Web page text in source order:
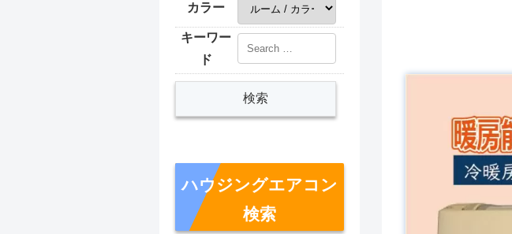
カラー
キーワー
ド
ハウジングエアコン
検索